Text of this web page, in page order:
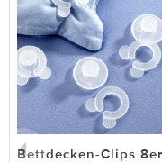
Bettdecken-Clips